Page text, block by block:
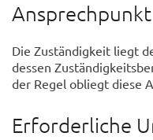
Ansprechpunkt
Die Zuständigkeit liegt
dessen
der Regel obliegt diese
Erforderliche